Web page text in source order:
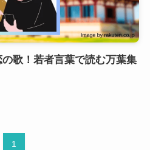
の歌！若者言葉で読む万葉集
1